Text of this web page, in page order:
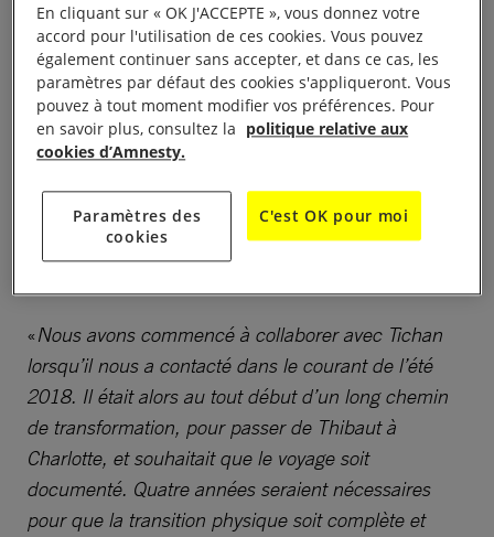
Pour la première fois, Amnesty International
participe à la Nuit Blanche en s’associant à
Magnum Photos autour du projet artistique
« Tichan » des photographes Olivia Arthur et Philipp
Ebeling. « Tichan », comme un prénom
L’installation présentera le premier chapitre du projet
documentaire qui explore la transition de Thibault à
«Nous avons commencé à collaborer avec Tichan
lorsqu’il nous a contacté dans le courant de l’été
2018. Il était alors au tout début d’un long chemin
de transformation, pour passer de Thibaut à
Charlotte, et souhaitait que le voyage soit
documenté. Quatre années seraient nécessaires
pour que la transition physique soit complète et
En cliquant sur « OK J'ACCEPTE », vous donnez votre
accord pour l'utilisation de ces cookies. Vous pouvez
également continuer sans accepter, et dans ce cas, les
paramètres par défaut des cookies s'appliqueront. Vous
pouvez à tout moment modifier vos préférences. Pour
en savoir plus, consultez la politique relative aux
cookies d’Amnesty.
Paramètres des
cookies
C'est OK pour moi